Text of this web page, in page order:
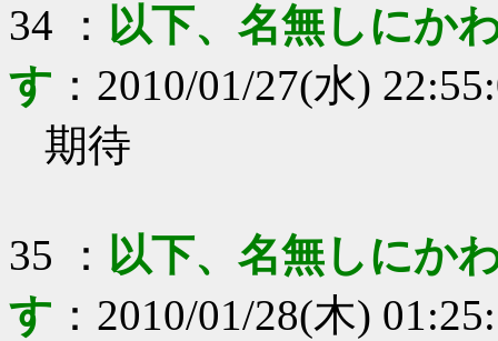
34 ： 以下、名無しにか
す ： 2010/01/27(水)
期待
35 ： 以下、名無しにか
す ： 2010/01/28(木)